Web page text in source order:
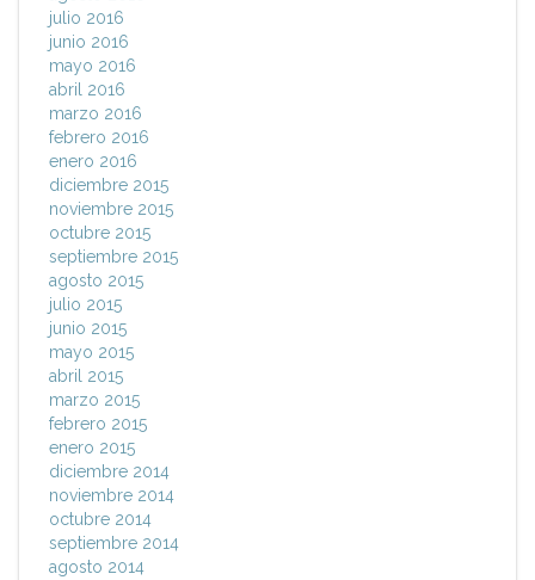
julio 2016
junio 2016
mayo 2016
abril 2016
marzo 2016
febrero 2016
enero 2016
diciembre 2015
noviembre 2015
octubre 2015
septiembre 2015
agosto 2015
julio 2015
junio 2015
mayo 2015
abril 2015
marzo 2015
febrero 2015
enero 2015
diciembre 2014
noviembre 2014
octubre 2014
septiembre 2014
agosto 2014